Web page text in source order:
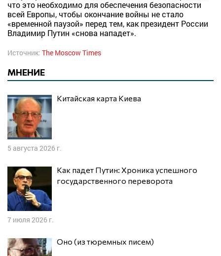
что это необходимо для обеспечения безопасности
всей Европы, чтобы окончание войны не стало
«временной паузой» перед тем, как президент России
Владимир Путин «снова нападет».
Источник: The Moscow Times
МНЕНИЕ
Китайская карта Киева
5 августа 2026 г.
Как падет Путин: Хроника успешного
государственного переворота
7 июля 2026 г.
Оно (из тюремных писем)